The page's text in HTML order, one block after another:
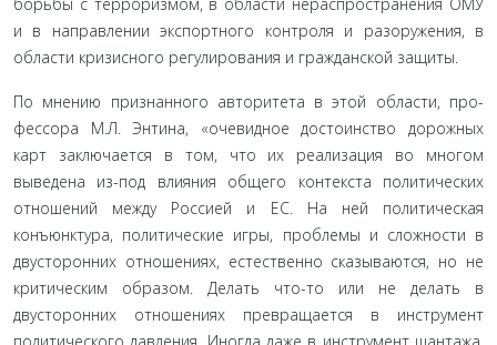
и в направлении экспортного контроля и разоружения, в
области кризисного регулирования и гражданской защиты.
По мнению признанного авторитета в этой области, про­
фессора М.Л. Энтина, «очевидное достоинство дорожных
карт заключается в том, что их реализация во многом
выведена из-под влияния общего контекста политических
отношений между Россией и ЕС. На ней политическая
конъюнктура, по­литические игры, проблемы и сложности в
двусторонних от­ношениях, естественно сказываются, но не
критическим обра­зом. Делать что-то или не делать в
двусторонних отношениях превращается в инструмент